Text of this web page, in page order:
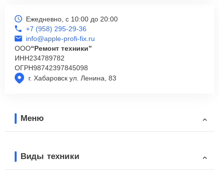
г. Хабаровск ул. Ленина, 83
Ежедневно, с 10:00 до 20:00
+7 (958) 295-29-36
info@apple-profi-fix.ru
ООО“Ремонт техники”
ИНН234789782
ОГРН98742397845098
Меню
Виды техники